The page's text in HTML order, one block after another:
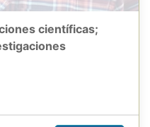
científicas;